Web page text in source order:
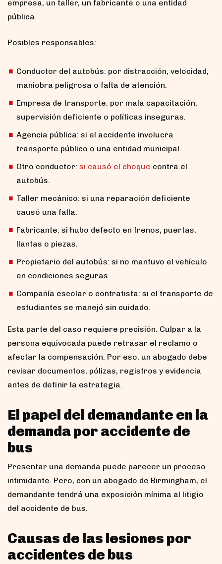
empresa, un taller, un fabricante o una entidad
pública.
Posibles responsables:
Conductor del autobús: por distracción, velocidad,
maniobra peligrosa o falta de atención.
Empresa de transporte: por mala capacitación,
supervisión deficiente o políticas inseguras.
Agencia pública: si el accidente involucra
transporte público o una entidad municipal.
Otro conductor: si causó el choque contra el
autobús.
Taller mecánico: si una reparación deficiente
causó una falla.
Fabricante: si hubo defecto en frenos, puertas,
llantas o piezas.
Propietario del autobús: si no mantuvo el vehículo
en condiciones seguras.
Compañía escolar o contratista: si el transporte de
estudiantes se manejó sin cuidado.
Esta parte del caso requiere precisión. Culpar a la
persona equivocada puede retrasar el reclamo o
afectar la compensación. Por eso, un abogado debe
revisar documentos, pólizas, registros y evidencia
antes de definir la estrategia.
El papel del demandante en la
demanda por accidente de
bus
Presentar una demanda puede parecer un proceso
intimidante. Pero, con un abogado de Birmingham, el
demandante tendrá una exposición mínima al litigio
del accidente de bus.
Causas de las lesiones por
accidentes de bus